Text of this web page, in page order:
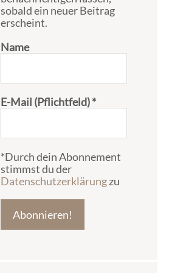
sobald ein neuer Beitrag
erscheint.
Name
E-Mail (Pflichtfeld)*
*Durch dein Abonnement
stimmst du der
Datenschutzerklärungzu